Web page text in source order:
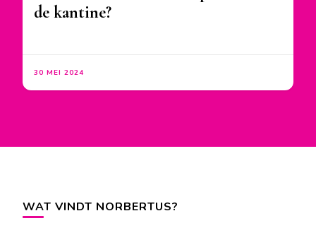
de kantine?
30 MEI 2024
WAT VINDT NORBERTUS?